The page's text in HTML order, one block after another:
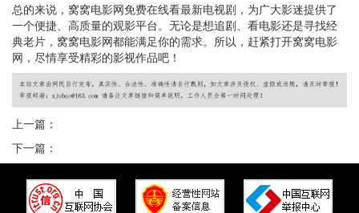
总的来说，窝窝电影网免费在线看最新电视剧，为广大影迷提供了
一个便捷、高质量的观影平台。无论是想追剧、看电影还是寻找经
典老片，窝窝电影网都能满足你的需求。所以，赶紧打开窝窝电影
网，尽情享受精彩的影视作品吧！
上一篇：
下一篇：